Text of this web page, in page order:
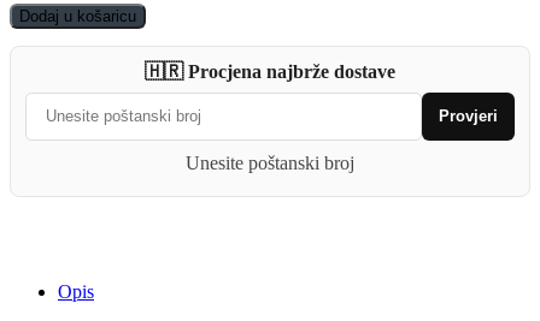
DB
EXPERT
Feeder
36mm
80cm
Dodaj u košaricu
🇭🇷 Procjena najbrže dostave
Provjeri
Unesite poštanski broj
Opis